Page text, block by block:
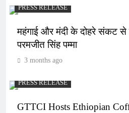
PRESS RELEASE
महंगाई और मंदी के दोहरे संकट से
परमजीत सिंह पम्मा
3 months ago
PRESS RELEASE
GTTCI Hosts Ethiopian